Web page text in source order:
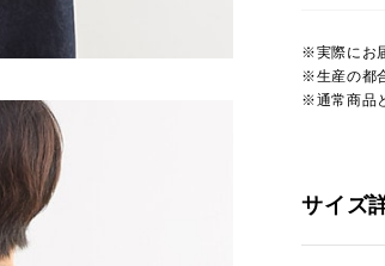
※実際にお
※生産の都
※通常商品
サイズ